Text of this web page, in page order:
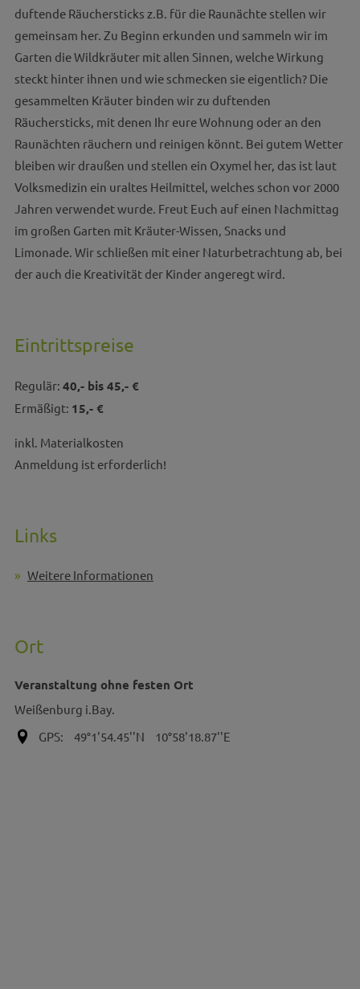
duftende Räuchersticks z.B. für die Raunächte stellen wir
gemeinsam her. Zu Beginn erkunden und sammeln wir im
Garten die Wildkräuter mit allen Sinnen, welche Wirkung
steckt hinter ihnen und wie schmecken sie eigentlich? Die
gesammelten Kräuter binden wir zu duftenden
Räuchersticks, mit denen Ihr eure Wohnung oder an den
Raunächten räuchern und reinigen könnt. Bei gutem Wetter
bleiben wir draußen und stellen ein Oxymel her, das ist laut
Volksmedizin ein uraltes Heilmittel, welches schon vor 2000
Jahren verwendet wurde. Freut Euch auf einen Nachmittag
im großen Garten mit Kräuter-Wissen, Snacks und
Limonade. Wir schließen mit einer Naturbetrachtung ab, bei
der auch die Kreativität der Kinder angeregt wird.
Eintrittspreise
Regulär: 40,- bis 45,- €
Ermäßigt: 15,- €
inkl. Materialkosten
Anmeldung ist erforderlich!
Links
Weitere Informationen
Ort
Veranstaltung ohne festen Ort
Weißenburg i.Bay.
GPS:
49°1'54.45''N 10°58'18.87''E